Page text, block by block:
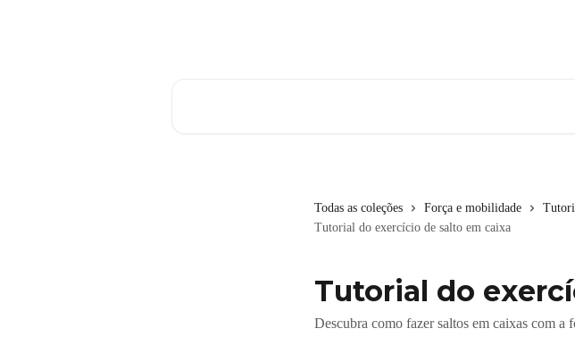
Todas as coleções Força e mobilidade
Tutorial do exercício de salto em caixa
Tutorial do
Descubra como fazer saltos em caixas com a